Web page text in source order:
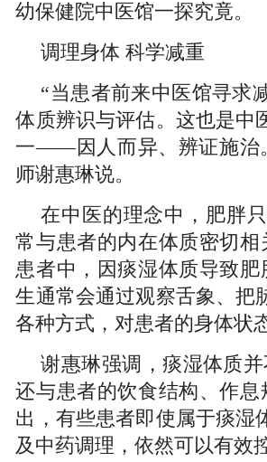
幼保健院中医馆一探究竟。
调理身体 科学减重
“当患者前来中医馆寻求
体质辨识与评估。这也是中
一——因人而异、辨证施治
师谢惠琳说。
在中医的理念中，肥胖
常与患者的内在体质密切
患者中，因痰湿体质导致
生通常会通过观察舌象、把
各种方式，对患者的身体状
谢惠琳强调，痰湿体质
还与患者的饮食结构、作
出，有些患者即使属于痰湿
及中药调理，依然可以有效